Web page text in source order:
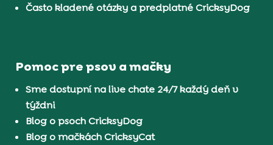
Často kladené otázky a predplatné CricksyDog
Pomoc pre psov a mačky
Sme dostupní na live chate 24/7 každý deň v
týždni
Blog o psoch CricksyDog
Blog o mačkách CricksyCat